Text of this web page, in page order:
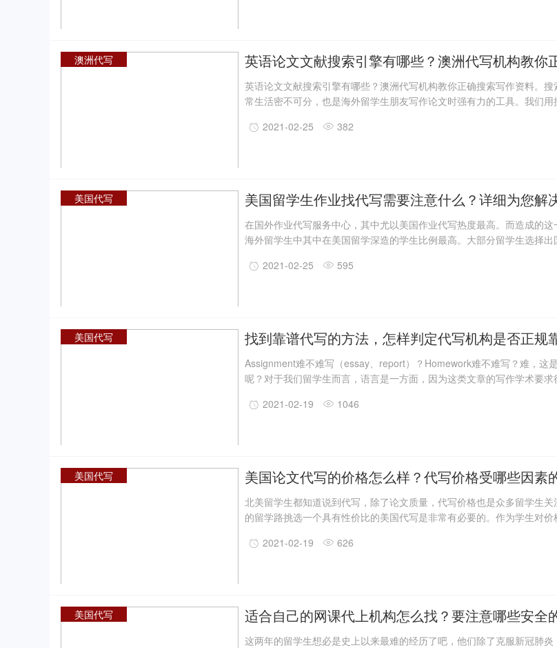
澳洲代写
英语论文文献搜索引擎有哪些？澳洲代写机构教你
料
英语论文文献搜索引擎有哪些？澳洲代写机构教你正确搜索写作资料。
常生活密不可分，也是海外留学生朋友写作论文时强有力的工具。我们
眼，才能更快更好地从互联网这个海洋捞出宝藏，即要有甄别信息真假或
2021-02-25 382
美国代写
美国留学生作业找代写需要注意什么？详细为您解
写事项
在国外作业代写服务中心，其中尤以美国作业代写热度最高。而造成的这
海外留学生中其中在美国留学深造的学生比例最高。大部分留学生选择
外作业代写、美国作业代写服务也顺应趋势成为了一个热门行业。
2021-02-25 595
美国代写
找到靠谱代写的方法，怎样判定代写机构是否正规
键点
Assignment难不难写（essay、report）？Homework难不难写？难，这
呢？对于我们留学生而言，语言是一方面，因为这类文章的写作学术要
系列操作可以说是耗时又耗神了，所以很多同学选择寻找代写帮助他们完
2021-02-19 1046
美国代写 美国论文代写的价格怎么样？代写价格受哪些因素
北美留学生都知道说到代写，除了论文质量，代写价格也是众多留学生
的留学路挑选一个具有性价比的美国代写是非常有必要的。作为学生对价
格的问题，论文代写的价格受哪些因素影响会产生浮动。
2021-02-19 626
美国代写 适合自己的网课代上机构怎么找？要注意哪些安全
这两年的留学生想必是史上以来最难的经历了吧，他们除了克服新冠肺